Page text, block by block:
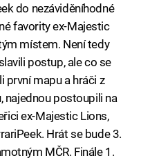
do nezáviděníhodné
favority ex-Majestic
místem. Není tedy
postup, ale co se
první mapu a hráči z
najednou postoupili na
ex-Majestic Lions,
Hrát se bude 3.
MČR. Finále 1.